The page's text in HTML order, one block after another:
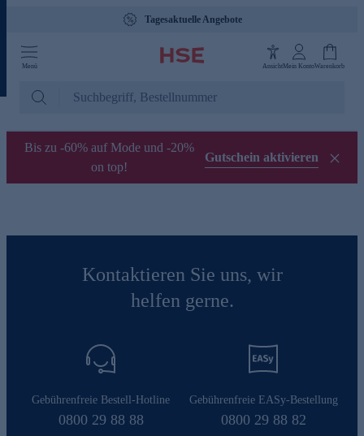
Tagesaktuelle Angebote
Menü AnsichtMein KontoWarenkorb
Bis zu -60% auf Mode und -20%
on top!
Gutschein aktivieren
Kontaktieren Sie uns, wir
helfen gerne.
Gebührenfreie Bestell-Hotline
0800 29 88 88
Gebührenfreie EASy-Bestellung
0800 29 88 82